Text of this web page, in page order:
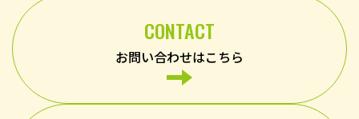
CONTACT
お問い合わせはこちら